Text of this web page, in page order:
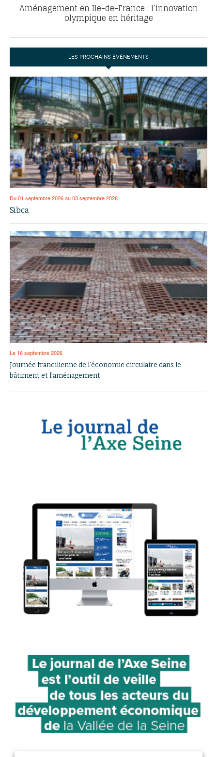
Aménagement en Ile-de-France : l’innovation
olympique en héritage
LES PROCHAINS ÉVÉNEMENTS
Du 01 septembre 2026 au 03 septembre 2026
Sibca
Le 16 septembre 2026
Journée francilienne de l’économie circulaire dans le
bâtiment et l’aménagement